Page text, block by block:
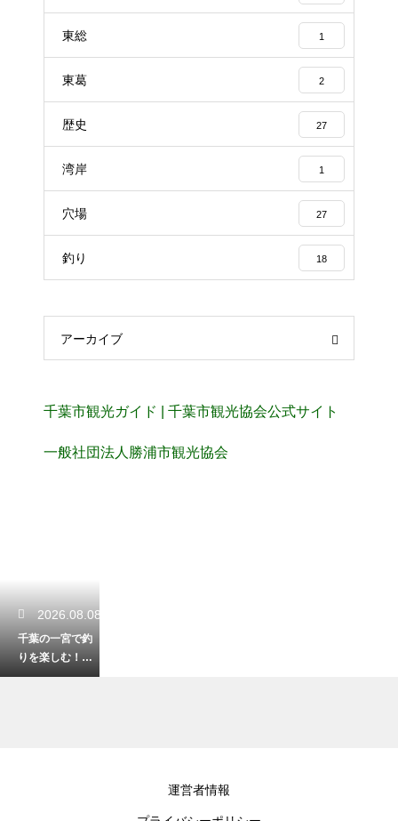
東総 1
東葛 2
歴史 27
湾岸 1
穴場 27
釣り 18
アーカイブ
千葉市観光ガイド | 千葉市観光協会公式サイト
一般社団法人勝浦市観光協会
2026.08.08
千葉の一宮で釣
りを楽しむ！初
心者にもおすす
運営者情報